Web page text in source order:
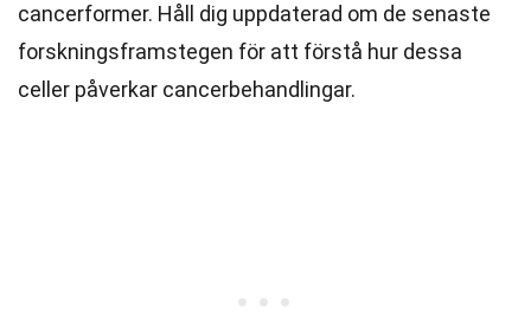
cancerformer. Håll dig uppdaterad om de senaste
forskningsframstegen för att förstå hur dessa
celler påverkar cancerbehandlingar.